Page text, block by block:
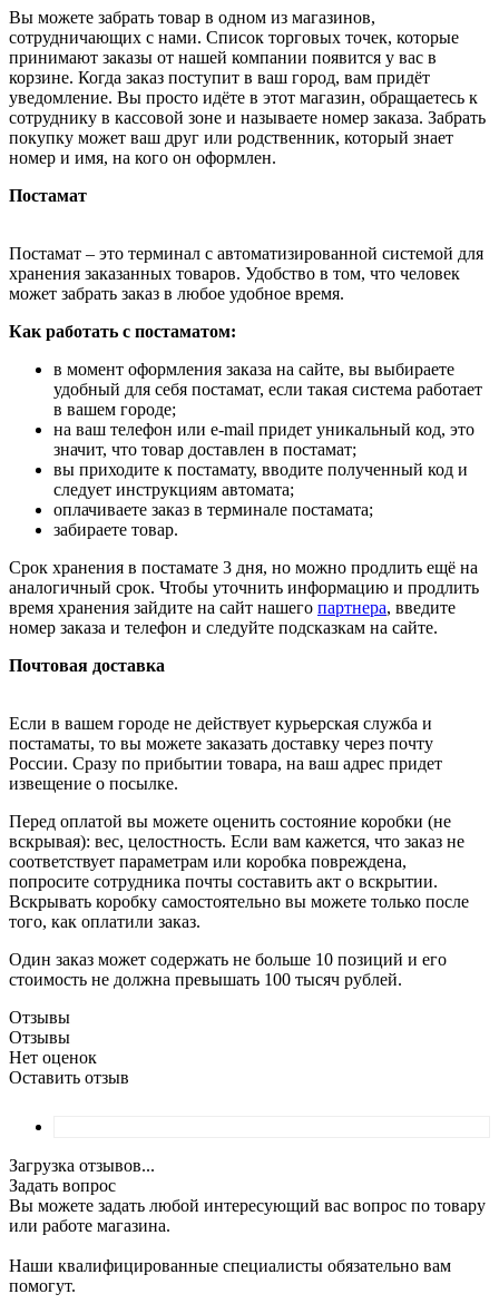
Вы можете забрать товар в одном из магазинов,
сотрудничающих с нами. Список торговых точек, которые
принимают заказы от нашей компании появится у вас в
корзине. Когда заказ поступит в ваш город, вам придёт
уведомление. Вы просто идёте в этот магазин, обращаетесь к
сотруднику в кассовой зоне и называете номер заказа. Забрать
покупку может ваш друг или родственник, который знает
номер и имя, на кого он оформлен.
Постамат
Постамат – это терминал с автоматизированной системой для
хранения заказанных товаров. Удобство в том, что человек
может забрать заказ в любое удобное время.
Как работать с постаматом:
в момент оформления заказа на сайте, вы выбираете
удобный для себя постамат, если такая система работает
в вашем городе;
на ваш телефон или e-mail придет уникальный код, это
значит, что товар доставлен в постамат;
вы приходите к постамату, вводите полученный код и
следует инструкциям автомата;
оплачиваете заказ в терминале постамата;
забираете товар.
Срок хранения в постамате 3 дня, но можно продлить ещё на
аналогичный срок. Чтобы уточнить информацию и продлить
время хранения зайдите на сайт нашего партнера, введите
номер заказа и телефон и следуйте подсказкам на сайте.
Почтовая доставка
Если в вашем городе не действует курьерская служба и
постаматы, то вы можете заказать доставку через почту
России. Сразу по прибытии товара, на ваш адрес придет
извещение о посылке.
Перед оплатой вы можете оценить состояние коробки (не
вскрывая): вес, целостность. Если вам кажется, что заказ не
соответствует параметрам или коробка повреждена,
попросите сотрудника почты составить акт о вскрытии.
Вскрывать коробку самостоятельно вы можете только после
того, как оплатили заказ.
Один заказ может содержать не больше 10 позиций и его
стоимость не должна превышать 100 тысяч рублей.
Отзывы
Отзывы
Нет оценок
Оставить отзыв
Загрузка отзывов...
Задать вопрос
Вы можете задать любой интересующий вас вопрос по товару
или работе магазина.
Наши квалифицированные специалисты обязательно вам
помогут.